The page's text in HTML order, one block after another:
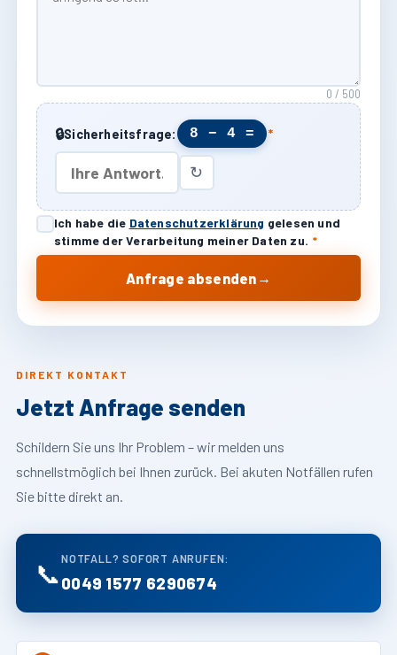
DIREKT KONTAKT
Jetzt Anfrage senden
Schildern Sie uns Ihr Problem – wir melden uns
schnellstmöglich bei Ihnen zurück. Bei akuten Notfällen rufen
Sie bitte direkt an.
📞 NOTFALL? SOFORT ANRUFEN:
0049 1577 6290674
0 / 500
🔒Sicherheitsfrage: 8 − 4 = *
↻
Ich habe die Datenschutzerklärung gelesen und
stimme der Verarbeitung meiner Daten zu. *
Anfrage absenden →